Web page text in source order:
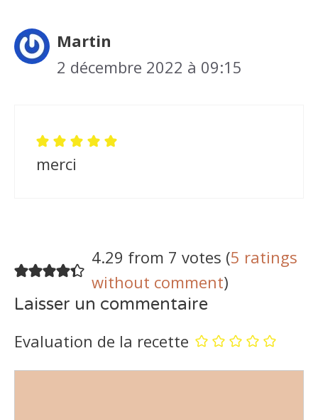
Martin
2 décembre 2022 à 09:15
merci
4.29 from 7 votes (5 ratings
without comment)
Laisser un commentaire
Evaluation de la recette